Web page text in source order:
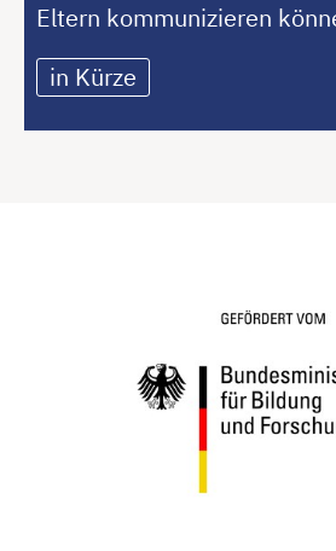
Eltern kommunizieren
in Kürze
Das FieberApp-
BMBF
mehr